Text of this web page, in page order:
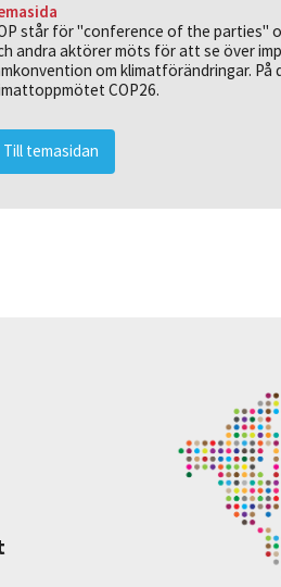
står för "conference of the parties"
andra aktörer möts för att se över
om klimatförändringar. På
COP26.
Till temasidan